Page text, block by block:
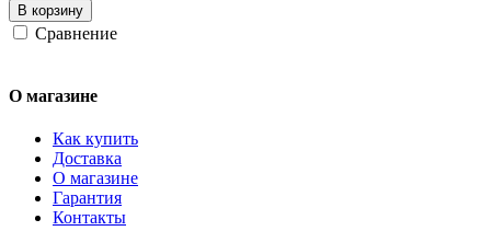
В корзину
Сравнение
О магазине
Как купить
Доставка
О магазине
Гарантия
Контакты